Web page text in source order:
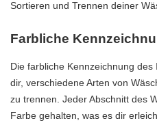
Sortieren und Trennen deiner
Farbliche
Die farbliche Kennzeichnung
dir, verschiedene Arten von
zu trennen. Jeder Abschnitt des
Farbe gehalten, was es dir